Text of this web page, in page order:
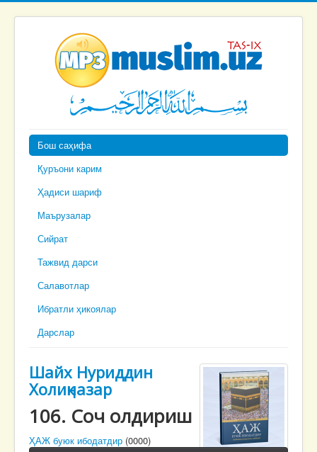
Бош саҳифа
Қуръони карим
Ҳадиси шариф
Маърузалар
Сийрат
Тажвид дарси
Салавотлар
Ибратли ҳикоялар
Дарслар
Шайх Нуриддин
Холиқназар
106. Соч олдириш
ҲАЖ буюк ибодатдир (0000)